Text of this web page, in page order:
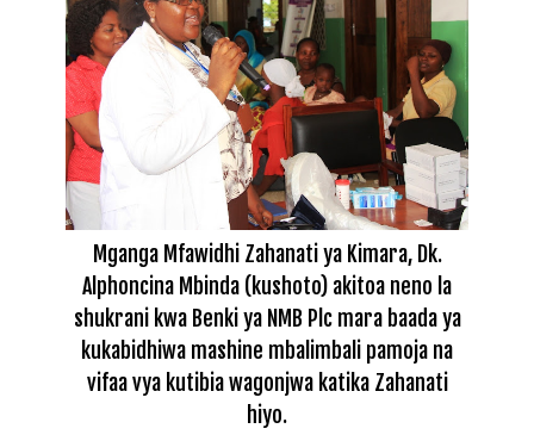
Mganga Mfawidhi Zahanati ya Kimara, Dk.
Alphoncina Mbinda (kushoto) akitoa neno la
shukrani kwa Benki ya NMB Plc mara baada ya
kukabidhiwa mashine mbalimbali pamoja na
vifaa vya kutibia wagonjwa katika Zahanati
hiyo.